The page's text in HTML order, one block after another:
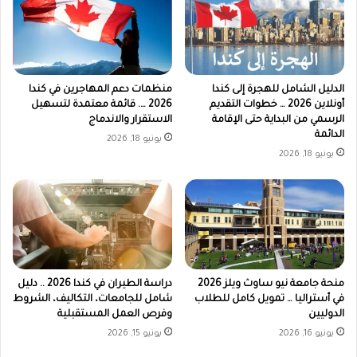
الدليل الشامل للهجرة إلى كندا
أونلاين 2026 … خطوات التقديم
الرسمي من البداية حتى الإقامة
الدائمة
يونيو 18, 2026
منظمات دعم المهاجرين في كندا
2026 …. قائمة معتمدة لتسهيل
الاستقرار والاندماج
يونيو 18, 2026
منحة جامعة نيو ساوث ويلز 2026
في أستراليا … تمويل كامل للطلاب
الدوليين
يونيو 16, 2026
دراسة الطيران في كندا 2026 .. دليل
شامل للجامعات، التكاليف، الشروط
وفرص العمل المستقبلية
يونيو 15, 2026